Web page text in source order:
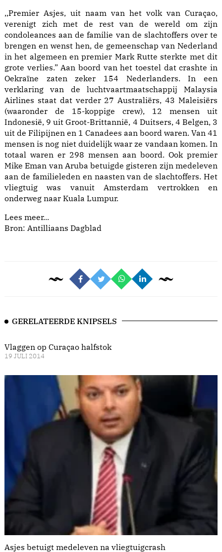
,,Premier Asjes, uit naam van het volk van Curaçao,
verenigt zich met de rest van de wereld om zijn
condoleances aan de familie van de slachtoffers over te
brengen en wenst hen, de gemeenschap van Nederland
in het algemeen en premier Mark Rutte sterkte met dit
grote verlies.” Aan boord van het toestel dat crashte in
Oekraïne zaten zeker 154 Nederlanders. In een
verklaring van de luchtvaartmaatschappij Malaysia
Airlines staat dat verder 27 Australiërs, 43 Maleisiërs
(waaronder de 15-koppige crew), 12 mensen uit
Indonesië, 9 uit Groot-Brittannië, 4 Duitsers, 4 Belgen, 3
uit de Filipijnen en 1 Canadees aan boord waren. Van 41
mensen is nog niet duidelijk waar ze vandaan komen. In
totaal waren er 298 mensen aan boord. Ook premier
Mike Eman van Aruba betuigde gisteren zijn medeleven
aan de familieleden en naasten van de slachtoffers. Het
vliegtuig was vanuit Amsterdam vertrokken en
onderweg naar Kuala Lumpur.
Lees meer...
Bron: Antilliaans Dagblad
GERELATEERDE KNIPSELS
Vlaggen op Curaçao halfstok
19 JULI 2014
Asjes betuigt medeleven na vliegtuigcrash